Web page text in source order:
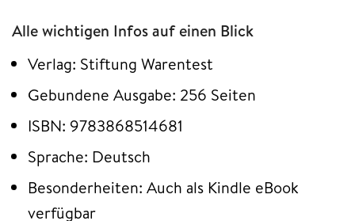
Alle wichtigen Infos auf einen Blick
Verlag: Stiftung Warentest
Gebundene Ausgabe: 256 Seiten
ISBN: 9783868514681
Sprache: Deutsch
Besonderheiten: Auch als Kindle eBook
verfügbar